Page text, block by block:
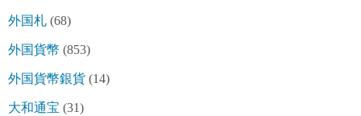
外国札 (68)
外国貨幣 (853)
外国貨幣銀貨 (14)
大和通宝 (31)